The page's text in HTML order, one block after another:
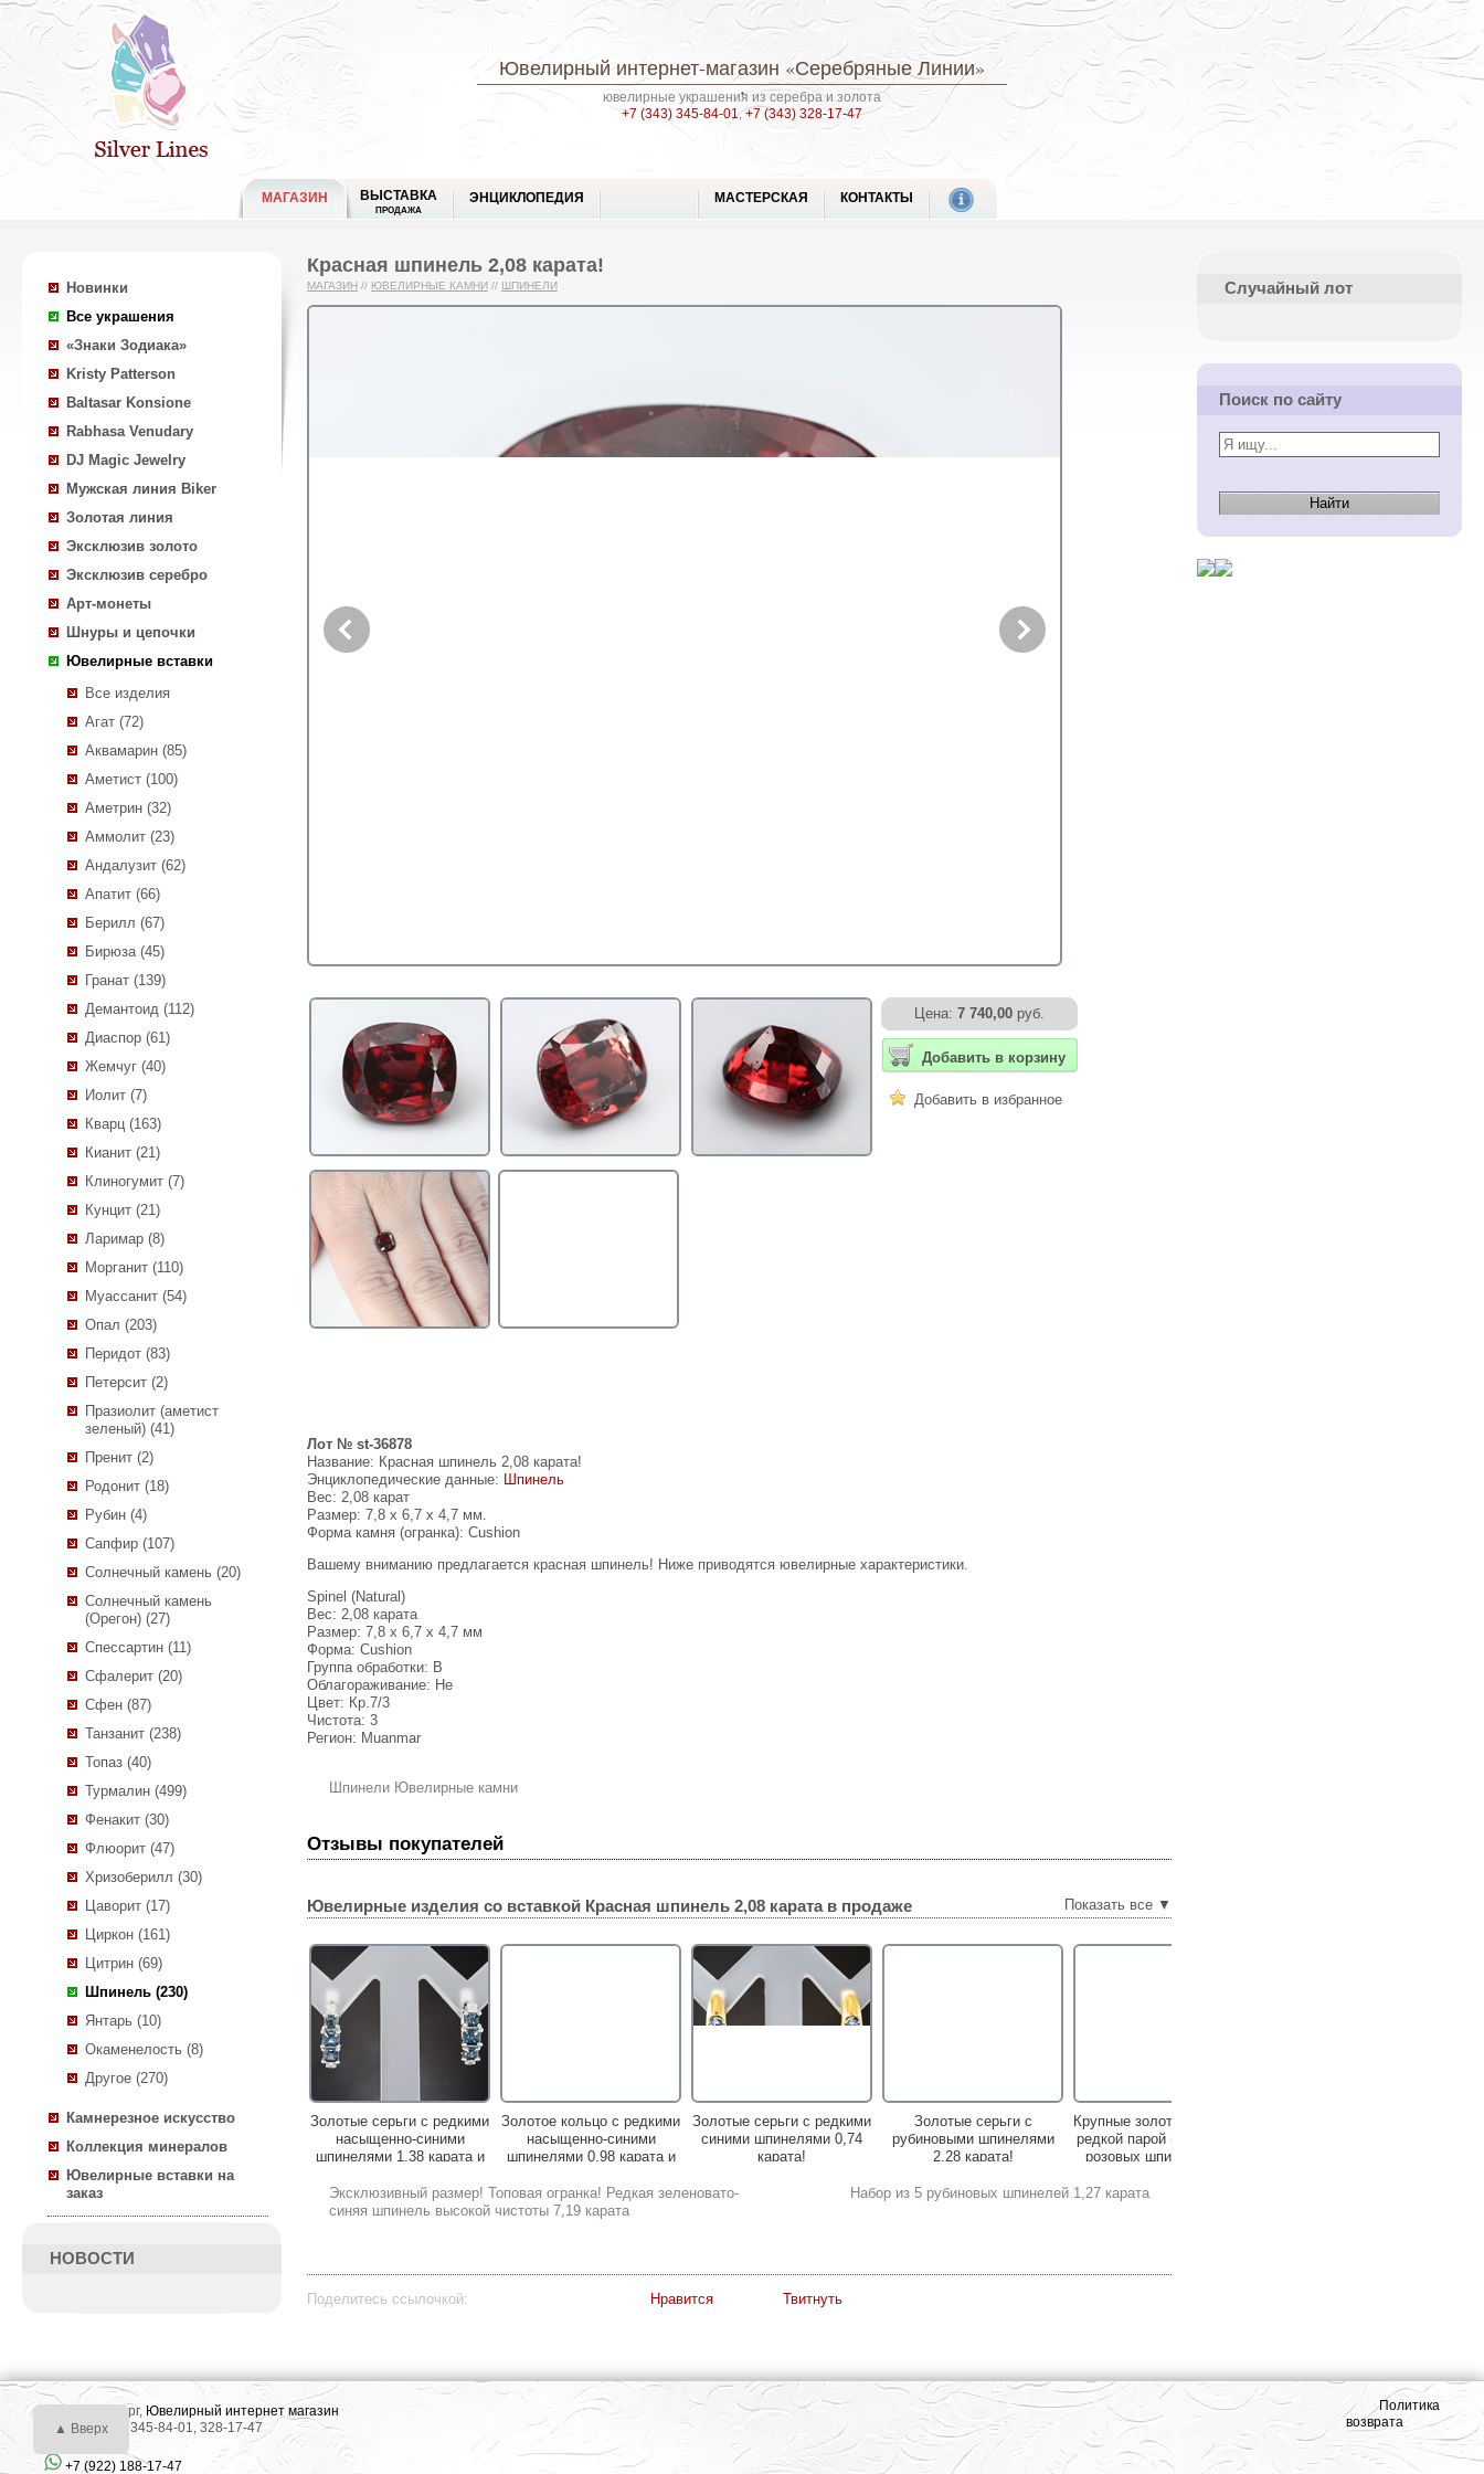
Ювелирный интернет-магазин «Серебряные Линии»
ювелирные украшения из серебра и золота
+7 (343) 345-84-01,+7 (343) 328-17-47
МАГАЗИН ВЫСТАВКА
ПРОДАЖА
ЭНЦИКЛОПЕДИЯ МАСТЕРСКАЯ КОНТАКТЫ
Новинки
Все украшения
«Знаки Зодиака»
Kristy Patterson
Baltasar Konsione
Rabhasa Venudary
DJ Magic Jewelry
Мужская линия Biker
Золотая линия
Эксклюзив золото
Эксклюзив серебро
Арт-монеты
Шнуры и цепочки
Ювелирные вставки
Все изделия
Агат (72)
Аквамарин (85)
Аметист (100)
Аметрин (32)
Аммолит (23)
Андалузит (62)
Апатит (66)
Берилл (67)
Бирюза (45)
Гранат (139)
Демантоид (112)
Диаспор (61)
Жемчуг (40)
Иолит (7)
Кварц (163)
Кианит (21)
Клиногумит (7)
Кунцит (21)
Ларимар (8)
Морганит (110)
Муассанит (54)
Опал (203)
Перидот (83)
Петерсит (2)
Празиолит (аметист
зеленый) (41)
Пренит (2)
Родонит (18)
Рубин (4)
Сапфир (107)
Солнечный камень (20)
Солнечный камень
(Орегон) (27)
Спессартин (11)
Сфалерит (20)
Сфен (87)
Танзанит (238)
Топаз (40)
Турмалин (499)
Фенакит (30)
Флюорит (47)
Хризоберилл (30)
Цаворит (17)
Циркон (161)
Цитрин (69)
Шпинель (230)
Янтарь (10)
Окаменелость (8)
Другое (270)
Камнерезное искусство
Коллекция минералов
Ювелирные вставки на
заказ
НОВОСТИ
Красная шпинель 2,08 карата!
МАГАЗИН // ЮВЕЛИРНЫЕ КАМНИ // ШПИНЕЛИ
Цена: 7 740,00 руб.
Добавить в корзину
Добавить в избранное
Лот № st-36878
Название: Красная шпинель 2,08 карата!
Энциклопедические данные: Шпинель
Вес: 2,08 карат
Размер: 7,8 x 6,7 x 4,7 мм.
Форма камня (огранка): Cushion
Вашему вниманию предлагается красная шпинель! Ниже приводятся ювелирные характеристики.
Spinel (Natural)
Вес: 2,08 карата
Размер: 7,8 х 6,7 х 4,7 мм
Форма: Cushion
Группа обработки: В
Облагораживание: Не
Цвет: Кр.7/3
Чистота: 3
Регион: Muanmar
Шпинели Ювелирные камни
Отзывы покупателей
Ювелирные изделия со вставкой Красная шпинель 2,08 каратав продаже Показать все ▼
Золотые пусеты с редкими
карата!
Золотые серьги с редкими
насыщенно-синими
шпинелями 1,38 карата и
Золотое кольцо c редкими
насыщенно-синими
шпинелями 0,98 карата и
Золотые серьги с редкими
синими шпинелями 0,74
карата!
Золотые серьги с
рубиновыми шпинелями
2,28 карата!
Крупные золотые пусеты с
редкой парой насыщенно-
розовых шпинелей 4,78
Золотое кольцо c красной,
оранжевой, пурпурной
шпинелями 4,17 карата и
лейкосапфирами!
Крупный золотой кулон с
роскошными опалами 18,75
карата, красной шпинелью
и бесцветными цирконами!
Золотое кольцо с
насыщенной рубиновой и
ярими "неоновыми"
шпинелями 1,2 карата!
Серебряные серьги с
насыщенными рубинами и
черными шпинелями!
Серебряное кольцо с
насыщенным рубином и
черными шпинелями!
Серебряное кольцо с
насыщенным рубином и
черными шпинелями!
Эксклюзивный размер! Топовая огранка! Редкая зеленовато-
синяя шпинель высокой чистоты 7,19 карата
Набор из 5 рубиновых шпинелей 1,27 карата
Поделитесь ссылочкой: Нравится Твитнуть
Случайный лот
Поиск по сайту
г. Екатеринбург, Ювелирный интернет магазин
Тел.: +7 (343) 345-84-01, 328-17-47
+7 (922) 188-17-47
Политика
возврата
▲ Вверх